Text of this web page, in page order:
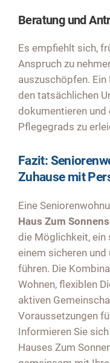
Beratung und
Es empfiehlt sich,
Anspruch zu
auszuschöpfen.
den tatsächlichen
dokumentieren und
Pflegegrads zu
Fazit:
Zuhause mit
Eine
Haus Zum
die Möglichkeit,
einem sicheren
führen. Die
Wohnen, flexiblen
aktiven
Voraussetzungen
Informieren Sie
Hauses Zum